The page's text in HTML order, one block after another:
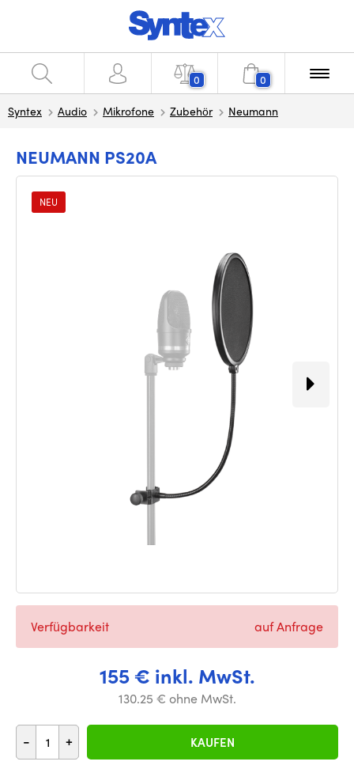
0 0
Syntex Audio Mikrofone Zubehör Neumann
NEUMANN PS20A
NEU
155 € inkl. MwSt.
130.25 € ohne MwSt.
- + KAUFEN
Verfügbarkeit auf Anfrage